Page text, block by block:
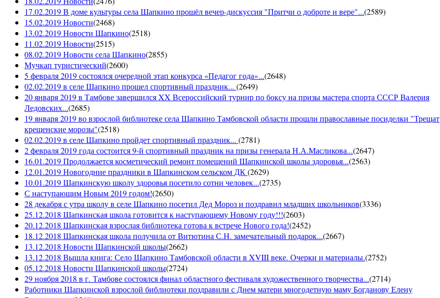
17.02.2019 В доме культуры села Шапкино прошёл вечер-дискуссия "Притчи о доброте и вере"...(2589)
15.02.2019 Новости(2468)
13.02.2019 Новости Шапкино(2518)
11.02.2019 Новости(2515)
08.02.2019 Новости села Шапкино(2855)
Мучкап туристический(2600)
5 февраля 2019 состоялся очередной этап конкурса «Педагог года»...(2648)
02.02.2019 в селе Шапкино прошел спортивный праздник... (2649)
20 января 2019 в Тамбове завершился XX Всероссийский турнир по боксу на призы мастера спорта СССР Валерия
Ледовских...(2685)
19 января 2019 во взрослой библиотеке села Шапкино Тамбовской области прошли православные посиделки "Трещат
крещенские морозы"(2518)
02.02.2019 в селе Шапкино пройдет спортивный праздник... (2781)
2 февраля 2019 года состоится 9-й спортивный праздник на призы генерала Н.А.Масликова...(2647)
16.01.2019 Продолжается косметический ремонт помещений Шапкинской школы здоровья...(2563)
12.01.2019 Новогодние праздники в Шапкинском сельском ДК(2629)
10.01.2019 Шапкинскую школу здоровья посетило сотни человек...(2735)
С наступающим Новым 2019 годом!(2650)
28 декабря с утра школу в селе Шапкино посетил Дед Мороз и поздравил младших школьников(3336)
25.12.2018 Шапкинская школа готовится к наступающему Новому году!!!(2603)
20.12.2018 Шапкинская взрослая библиотека готова к встрече Нового года!(2452)
18.12.2018 Шапкинская школа получила от Витютина С.Н. замечательный подарок...(2667)
13.12.2018 Новости Шапкинской школы(2662)
13.12.2018 Вышла книга: Село Шапкино Тамбовской области в XVIII веке. Очерки и материалы.(2752)
05.12.2018 Новости Шапкинской школы(2724)
29 ноября 2018 в г. Тамбове состоялся финал областного фестиваля художественного творчества...(2714)
Работники Шапкинской взрослой библиотеки поздравили с Днем матери многодетную маму Богданову Елену